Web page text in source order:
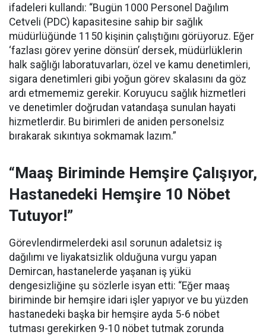
ifadeleri kullandı: “Bugün 1000 Personel Dağılım
Cetveli (PDC) kapasitesine sahip bir sağlık
müdürlüğünde 1150 kişinin çalıştığını görüyoruz. Eğer
‘fazlası görev yerine dönsün’ dersek, müdürlüklerin
halk sağlığı laboratuvarları, özel ve kamu denetimleri,
sigara denetimleri gibi yoğun görev skalasını da göz
ardı etmememiz gerekir. Koruyucu sağlık hizmetleri
ve denetimler doğrudan vatandaşa sunulan hayati
hizmetlerdir. Bu birimleri de aniden personelsiz
bırakarak sıkıntıya sokmamak lazım.”
“Maaş Biriminde Hemşire Çalışıyor,
Hastanedeki Hemşire 10 Nöbet
Tutuyor!”
Görevlendirmelerdeki asıl sorunun adaletsiz iş
dağılımı ve liyakatsizlik olduğuna vurgu yapan
Demircan, hastanelerde yaşanan iş yükü
dengesizliğine şu sözlerle isyan etti: “Eğer maaş
biriminde bir hemşire idari işler yapıyor ve bu yüzden
hastanedeki başka bir hemşire ayda 5-6 nöbet
tutması gerekirken 9-10 nöbet tutmak zorunda